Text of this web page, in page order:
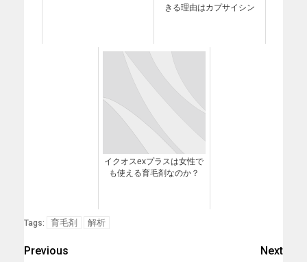
きる理由はカプサイシン
イクオスexプラスは女性で
も使える育毛剤なのか？
Tags: 育毛剤 解析
Previous
Next